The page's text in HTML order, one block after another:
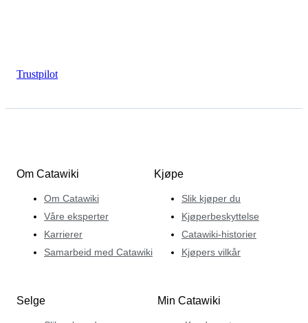
Trustpilot
Om Catawiki
Om Catawiki
Våre eksperter
Karrierer
Samarbeid med Catawiki
Kjøpe
Slik kjøper du
Kjøperbeskyttelse
Catawiki-historier
Kjøpers vilkår
Selge Min Catawiki